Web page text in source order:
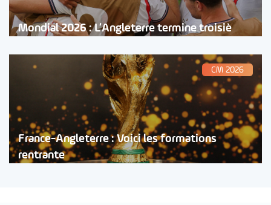
Mondial 2026 : L’Angleterre termine troisiè
CM 2026
France-Angleterre : Voici les formations
rentrante